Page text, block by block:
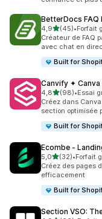
BetterDocs FAQ
4,9étoile(s) sur 5
(45)
45 avis au total
•Forfait
Créateur de FAQ
avec chat en
Built for
Canvify ✦ Canva
4,8étoile(s) sur 5
(98)
98 avis au total
•Essai
Créez dans
section optimisée
Built for
Ecombe ‑
5,0étoile(s) sur 5
(32)
32 avis au total
•Forfait
Créez des pages
efficacement
Built for
Section VSO: